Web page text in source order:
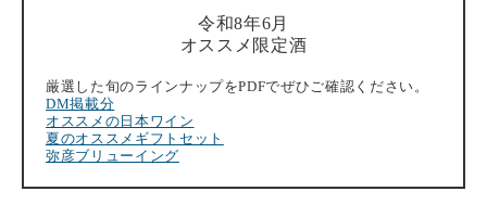
令和8年6月
オススメ限定酒
厳選した旬のラインナップをPDFでぜひご確認ください。
DM掲載分
オススメの日本ワイン
夏のオススメギフトセット
弥彦ブリューイング